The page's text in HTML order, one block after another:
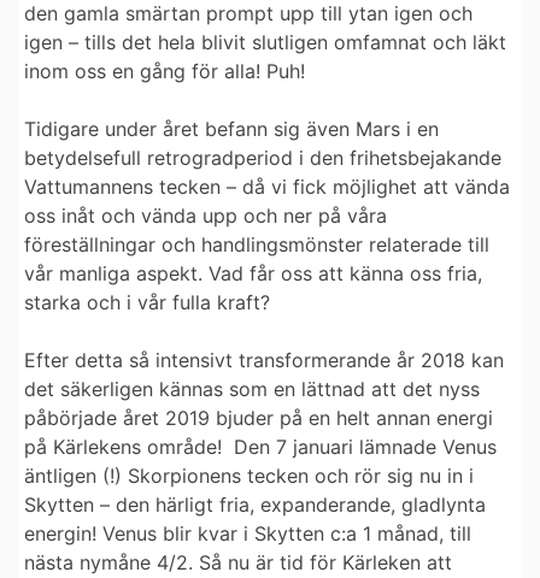
den gamla smärtan prompt upp till ytan igen och
igen – tills det hela blivit slutligen omfamnat och läkt
inom oss en gång för alla! Puh!
Tidigare under året befann sig även Mars i en
betydelsefull retrogradperiod i den frihetsbejakande
Vattumannens tecken – då vi fick möjlighet att vända
oss inåt och vända upp och ner på våra
föreställningar och handlingsmönster relaterade till
vår manliga aspekt. Vad får oss att känna oss fria,
starka och i vår fulla kraft?
Efter detta så intensivt transformerande år 2018 kan
det säkerligen kännas som en lättnad att det nyss
påbörjade året 2019 bjuder på en helt annan energi
på Kärlekens område! Den 7 januari lämnade Venus
äntligen (!) Skorpionens tecken och rör sig nu in i
Skytten – den härligt fria, expanderande, gladlynta
energin! Venus blir kvar i Skytten c:a 1 månad, till
nästa nymåne 4/2. Så nu är tid för Kärleken att